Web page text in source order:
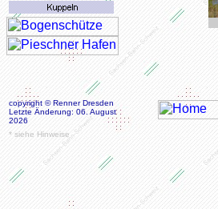
copyright © Renner Dresden
Letzte Änderung: 06. August
2026
* siehe Hinweise